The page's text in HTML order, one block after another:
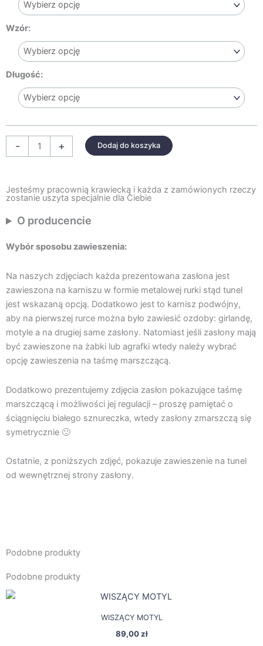
Wzór:
Długość:
-
VELVETOWE
ZASŁONY
Z
FALBANKAMI
+ Dodaj do koszyka
Jesteśmy pracownią krawiecką i każda z zamówionych rzeczy
zostanie uszyta specjalnie dla Ciebie
O producencie
Wybór sposobu zawieszenia:
Na naszych zdjęciach każda prezentowana zasłona jest
zawieszona na karniszu w formie metalowej rurki stąd tunel
jest wskazaną opcją. Dodatkowo jest to karnisz podwójny,
aby na pierwszej rurce można było zawiesić ozdoby: girlandę,
motyle a na drugiej same zasłony. Natomiast jeśli zasłony mają
być zawieszone na żabki lub agrafki wtedy należy wybrać
opcję zawieszenia na taśmę marszczącą.
Dodatkowo prezentujemy zdjęcia zasłon pokazujące taśmę
marszczącą i możliwości jej regulacji – proszę pamiętać o
ściągnięciu białego sznureczka, wtedy zasłony zmarszczą się
symetrycznie 🙂
Ostatnie, z poniższych zdjęć, pokazuje zawieszenie na tunel
od wewnętrznej strony zasłony.
Podobne produkty
Podobne produkty
WISZĄCY MOTYL
89,00zł